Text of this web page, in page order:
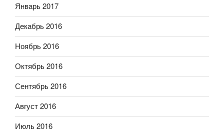
Январь 2017
Декабрь 2016
Ноябрь 2016
Октябрь 2016
Сентябрь 2016
Август 2016
Июль 2016